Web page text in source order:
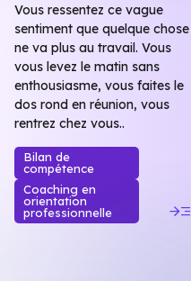
Vous ressentez ce vague
sentiment que quelque chose
ne va plus au travail. Vous
vous levez le matin sans
enthousiasme, vous faites le
dos rond en réunion, vous
rentrez chez vous..
Bilan de
compétence
Coaching en
orientation
professionnelle
read_more